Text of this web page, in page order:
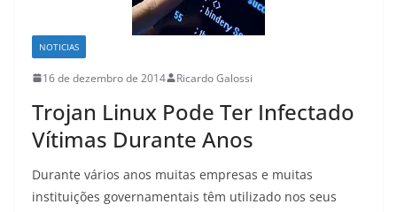
NOTICIAS
16 de dezembro de 2014 Ricardo Galossi
Trojan Linux Pode Ter Infectado
Vítimas Durante Anos
Durante vários anos muitas empresas e muitas
instituições governamentais têm utilizado nos seus